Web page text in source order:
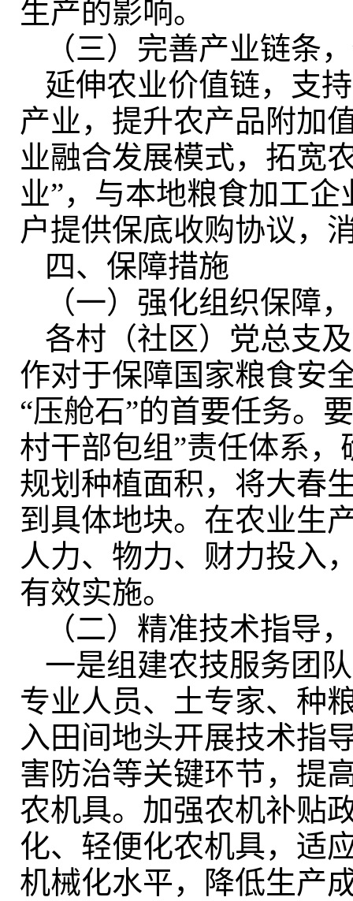
生产的影响。
（三）完善产业链条，
延伸农业价值链， 支
产业，提升农产品附加
业融合发展模式，拓宽
业”，与本地粮食加工
户提供保底收购协议，
四、保障措施
（一）强化组织保障，
各村（社区）党总支
作对于保障国家粮食安
“压舱石”的首要任务。
村干部包组”责任体系
规划种植面积，将大春
到具体地块。 在农业生
人力、物力、财力投入
有效实施。
（二）精准技术指导，
一是组建农技服务团队
专业人员、土专家、种
入田间地头开展技术指
害防治等关键环节， 提
农机具。 加强农机补贴
化、轻便化农机具， 适
机械化水平，
降低生产